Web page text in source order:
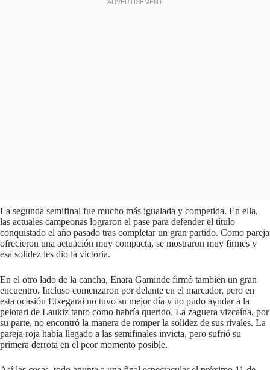
La segunda semifinal fue mucho más igualada y competida. En ella,
las actuales campeonas lograron el pase para defender el título
conquistado el año pasado tras completar un gran partido. Como pareja
ofrecieron una actuación muy compacta, se mostraron muy firmes y
esa solidez les dio la victoria.
En el otro lado de la cancha, Enara Gaminde firmó también un gran
encuentro. Incluso comenzaron por delante en el marcador, pero en
esta ocasión Etxegarai no tuvo su mejor día y no pudo ayudar a la
pelotari de Laukiz tanto como habría querido. La zaguera vizcaína, por
su parte, no encontró la manera de romper la solidez de sus rivales. La
pareja roja había llegado a las semifinales invicta, pero sufrió su
primera derrota en el peor momento posible.